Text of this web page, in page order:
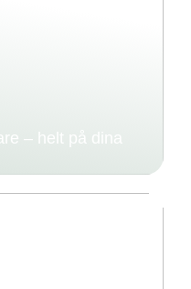
– helt på dina